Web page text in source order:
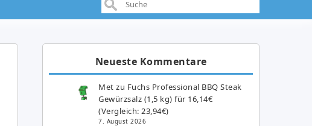
Neueste Kommentare
Met zu Fuchs Professional BBQ Steak
Gewürzsalz (1,5 kg) für 16,14€
(Vergleich: 23,94€)
7. August 2026